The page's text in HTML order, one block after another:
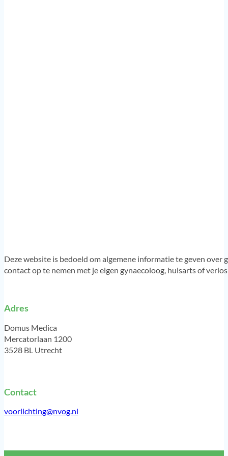
Deze website is bedoeld om algemene informatie te geven
contact op te nemen met je eigen gynaecoloog, huisarts of
Adres
Domus Medica
Mercatorlaan 1200
3528 BL Utrecht
Contact
voorlichting@nvog.nl